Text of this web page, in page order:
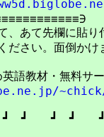
、あて先欄に
ださい。面倒かけ
教材・無料サー
~chick/
　　　　　　　
　┛　┛　　┛